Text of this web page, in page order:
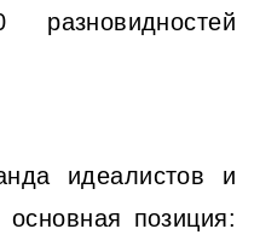
идеалистов и
позиция: